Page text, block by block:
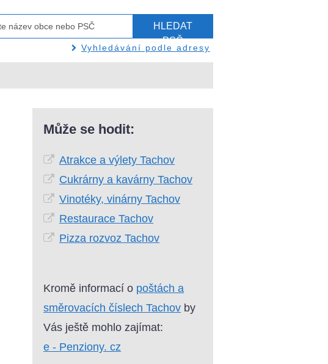
HLEDAT
PSČ
Vyhledávání podle adresy
Může se hodit:
Atrakce a výlety Tachov
Cukrárny a kavárny Tachov
Vinotéky, vinárny Tachov
Restaurace Tachov
Pizza rozvoz Tachov
Kromě informací o poštách a
směrovacích číslech Tachov by
Vás ještě mohlo zajímat:
e - Penziony. cz